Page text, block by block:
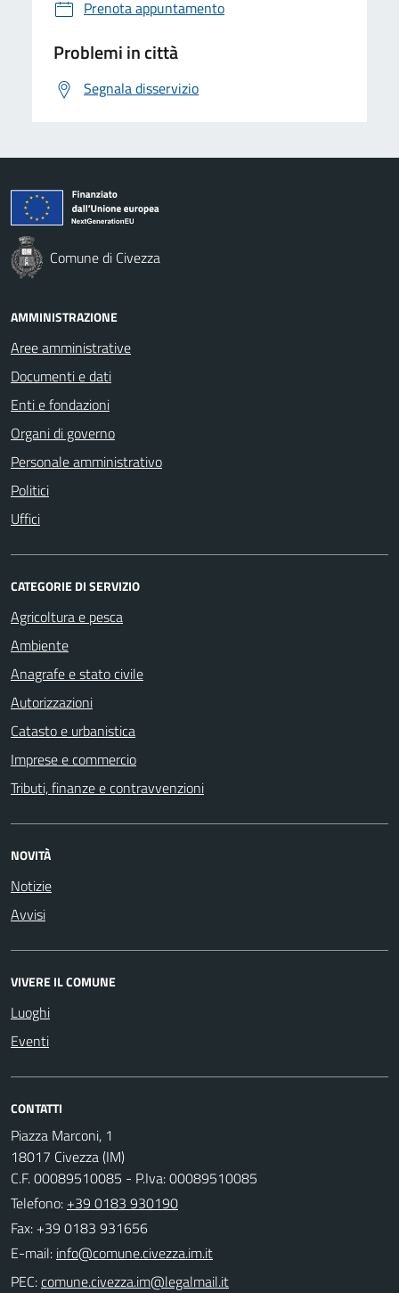
Prenota appuntamento
Problemi in città
Segnala disservizio
Comune di Civezza
AMMINISTRAZIONE
Aree amministrative
Documenti e dati
Enti e fondazioni
Organi di governo
Personale amministrativo
Politici
Uffici
CATEGORIE DI SERVIZIO
Agricoltura e pesca
Ambiente
Anagrafe e stato civile
Autorizzazioni
Catasto e urbanistica
Imprese e commercio
Tributi, finanze e contravvenzioni
NOVITÀ
Notizie
Avvisi
VIVERE IL COMUNE
Luoghi
Eventi
CONTATTI
Piazza Marconi, 1
18017 Civezza (IM)
C.F. 00089510085 - P.Iva: 00089510085
Telefono: +39 0183 930190
Fax: +39 0183 931656
E-mail:
PEC: